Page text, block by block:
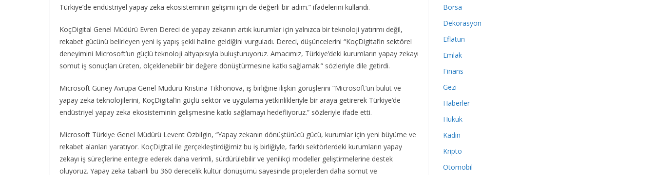
Türkiye’de endüstriyel yapay zeka ekosisteminin gelişimi için de değerli bir adım.” ifadelerini kullandı.
KoçDigital Genel Müdürü Evren Dereci de yapay zekanın artık kurumlar için yalnızca bir teknoloji yatırımı değil,
rekabet gücünü belirleyen yeni iş yapış şekli haline geldiğini vurguladı. Dereci, düşüncelerini “KoçDigital’in sektörel
deneyimini Microsoft’un güçlü teknoloji altyapısıyla buluşturuyoruz. Amacımız, Türkiye’deki kurumların yapay zekayı
somut iş sonuçları üreten, ölçeklenebilir bir değere dönüştürmesine katkı sağlamak.” sözleriyle dile getirdi.
Microsoft Güney Avrupa Genel Müdürü Kristina Tikhonova, iş birliğine ilişkin görüşlerini “Microsoft’un bulut ve
yapay zeka teknolojilerini, KoçDigital’in güçlü sektör ve uygulama yetkinlikleriyle bir araya getirerek Türkiye’de
endüstriyel yapay zeka ekosisteminin gelişmesine katkı sağlamayı hedefliyoruz.” sözleriyle ifade etti.
Microsoft Türkiye Genel Müdürü Levent Özbilgin, “Yapay zekanın dönüştürücü gücü, kurumlar için yeni büyüme ve
rekabet alanları yaratıyor. KoçDigital ile gerçekleştirdiğimiz bu iş birliğiyle, farklı sektörlerdeki kurumların yapay
zekayı iş süreçlerine entegre ederek daha verimli, sürdürülebilir ve yenilikçi modeller geliştirmelerine destek
oluyoruz. Yapay zeka tabanlı bu 360 derecelik kültür dönüşümü sayesinde projelerden daha somut ve
Borsa
Dekorasyon
Eflatun
Emlak
Finans
Gezi
Haberler
Hukuk
Kadın
Kripto
Otomobil